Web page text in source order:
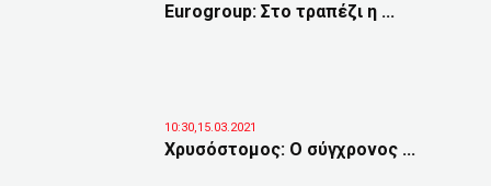
Eurogroup: Στο τραπέζι η ...
10:30,15.03.2021
Χρυσόστομος: Ο σύγχρονος ...